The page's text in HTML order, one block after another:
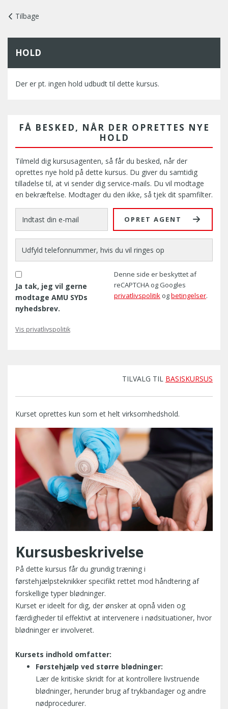
Tilbage
HOLD
Der er pt. ingen hold udbudt til dette kursus.
FÅ BESKED, NÅR DER OPRETTES NYE
HOLD
Tilmeld dig kursusagenten, så får du besked, når der
oprettes nye hold på dette kursus. Du giver du samtidig
tilladelse til, at vi sender dig service-mails. Du vil modtage
en bekræftelse. Modtager du den ikke, så tjek dit spamfilter.
OPRET AGENT
Ja tak, jeg vil gerne
modtage AMU SYDs
nyhedsbrev.
Denne side er beskyttet af
reCAPTCHA og Googles
privatlivspolitik ogbetingelser.
Vis privatlivspolitik
TILVALG TIL BASISKURSUS
Kurset oprettes kun som et helt virksomhedshold.
Kursusbeskrivelse
På dette kursus får du grundig træning i
førstehjælpsteknikker specifikt rettet mod håndtering af
forskellige typer blødninger.
Kurset er ideelt for dig, der ønsker at opnå viden og
færdigheder til effektivt at intervenere i nødsituationer, hvor
blødninger er involveret.
Kursets indhold omfatter:
Førstehjælp ved større blødninger:
Lær de kritiske skridt for at kontrollere livstruende
blødninger, herunder brug af trykbandager og andre
nødprocedurer.